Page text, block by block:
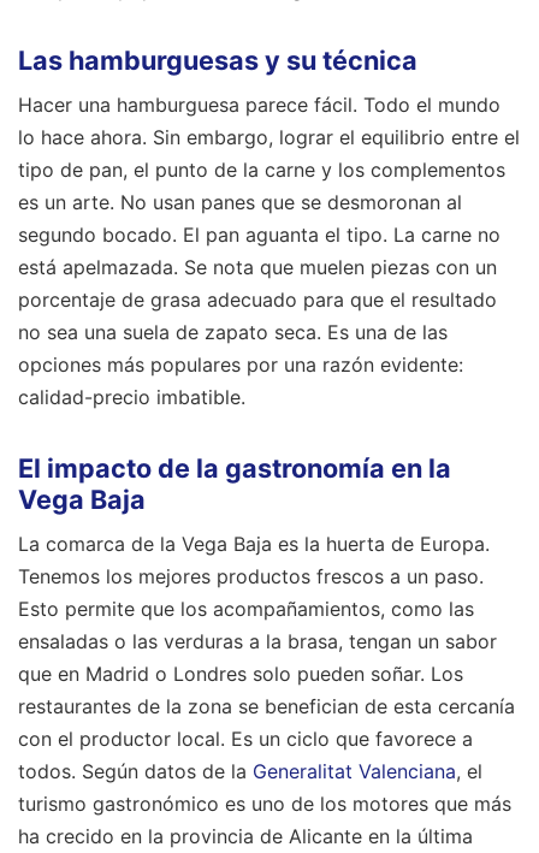
Las hamburguesas y su técnica
Hacer una hamburguesa parece fácil. Todo el mundo
lo hace ahora. Sin embargo, lograr el equilibrio entre el
tipo de pan, el punto de la carne y los complementos
es un arte. No usan panes que se desmoronan al
segundo bocado. El pan aguanta el tipo. La carne no
está apelmazada. Se nota que muelen piezas con un
porcentaje de grasa adecuado para que el resultado
no sea una suela de zapato seca. Es una de las
opciones más populares por una razón evidente:
calidad-precio imbatible.
El impacto de la gastronomía en la
Vega Baja
La comarca de la Vega Baja es la huerta de Europa.
Tenemos los mejores productos frescos a un paso.
Esto permite que los acompañamientos, como las
ensaladas o las verduras a la brasa, tengan un sabor
que en Madrid o Londres solo pueden soñar. Los
restaurantes de la zona se benefician de esta cercanía
con el productor local. Es un ciclo que favorece a
todos. Según datos de la Generalitat Valenciana, el
turismo gastronómico es uno de los motores que más
ha crecido en la provincia de Alicante en la última